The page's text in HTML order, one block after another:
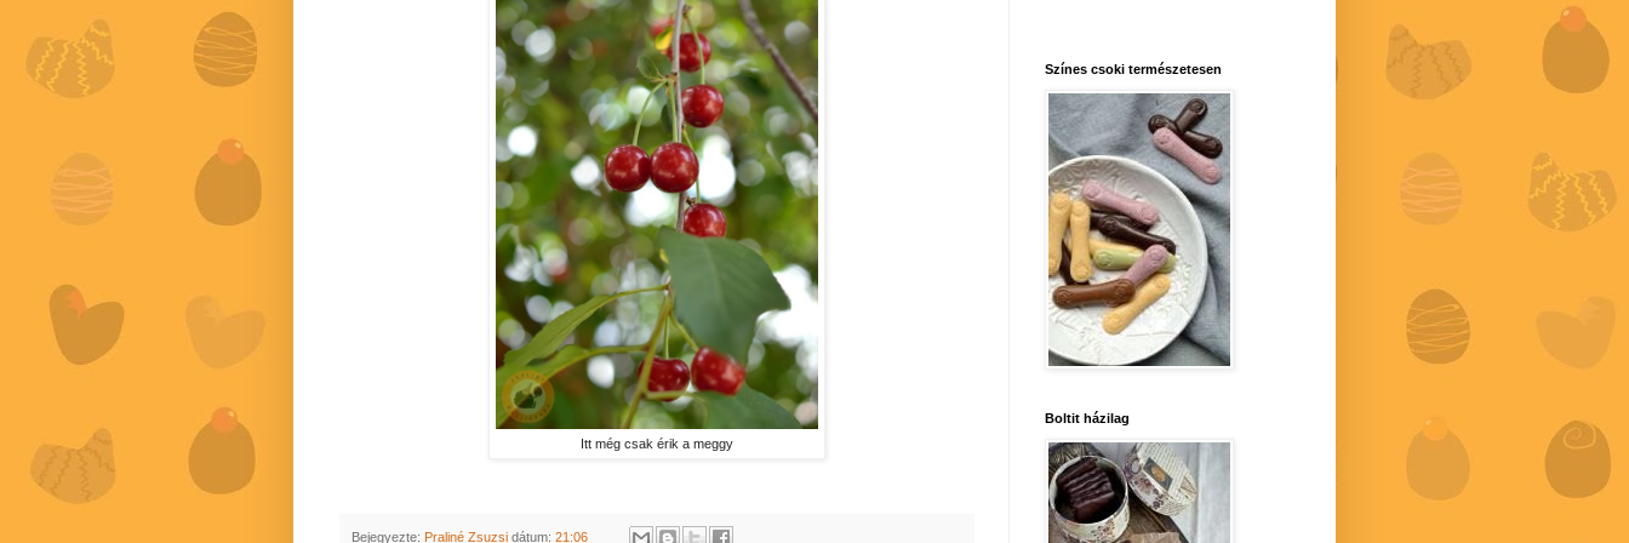
Itt még csak érik a meggy
Bejegyezte: Praliné Zsuzsi dátum: 21:06
Színes csoki természetesen
Boltit házilag